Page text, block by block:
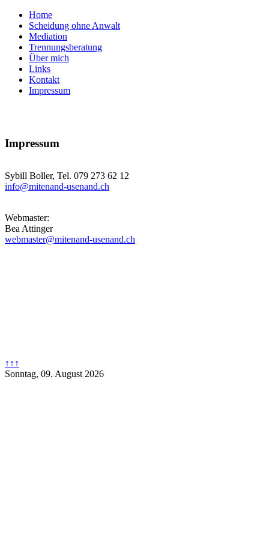
Home
Scheidung ohne Anwalt
Mediation
Trennungsberatung
Über mich
Links
Kontakt
Impressum
Impressum
Sybill Boller, Tel. 079 273 62 12
info@mitenand-usenand.ch
Webmaster:
Bea Attinger
webmaster@mitenand-usenand.ch
↑↑↑
Sonntag, 09. August 2026